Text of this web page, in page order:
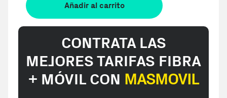
Añadir al carrito
CONTRATA LAS
MEJORES TARIFAS FIBRA
+ MÓVIL CON MASMOVIL